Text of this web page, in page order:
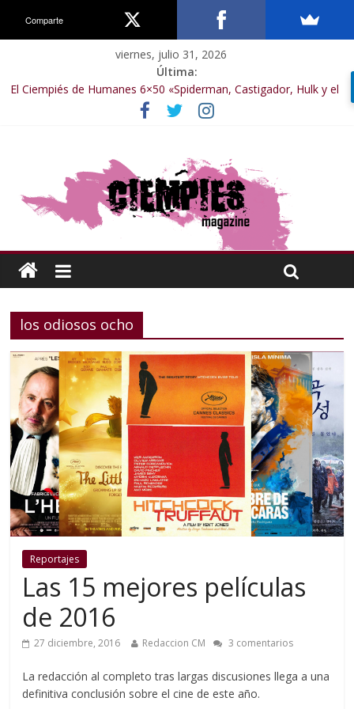
viernes, julio 31, 2026
Última:
El Ciempiés de Humanes 6×50 «Spiderman, Castigador, Hulk y el
final de la sexta temporada»
El Ciempiés de Humanes 6×49 «Kiritaaaaa»
El Ciempiés de Humanes 6×47 «De nada por nada»
El Ciempiés de Humanes 6×46 «Ciudadano Minion»
los odiosos ocho
Reportajes
Las 15 mejores películas
de 2016
27 diciembre, 2016 Redaccion CM 3 comentarios
La redacción al completo tras largas discusiones llega a una
definitiva conclusión sobre el cine de este año.
Comparte